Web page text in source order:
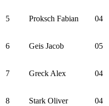
5 Proksch Fabian 04
6 Geis Jacob 05
7 Greck Alex 04
8 Stark Oliver 04